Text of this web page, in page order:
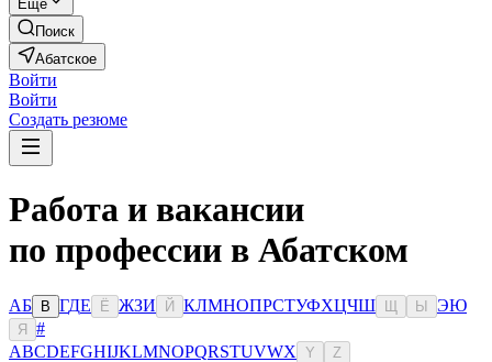
Ещё
Поиск
Абатское
Войти
Войти
Создать резюме
Работа и вакансии
по профессии в Абатском
АБ В ГДЕ Ё ЖЗИ Й КЛМНОПРСТУФХЦЧШ Ы ЭЮ
Я
#
ABCDEFGHIJKLMNOPQRSTUVWX Y Z